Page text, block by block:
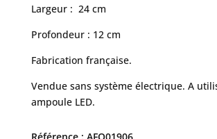
Largeur : 24 cm
Profondeur : 12 cm
Fabrication française.
Vendue sans système électrique. A
ampoule LED.